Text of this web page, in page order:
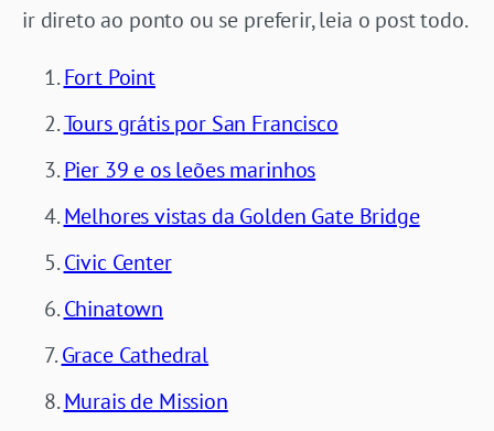
ir direto ao ponto ou se preferir, leia o post todo.
Fort Point
Tours grátis por San Francisco
Pier 39 e os leões marinhos
Melhores vistas da Golden Gate Bridge
Civic Center
Chinatown
Grace Cathedral
Murais de Mission